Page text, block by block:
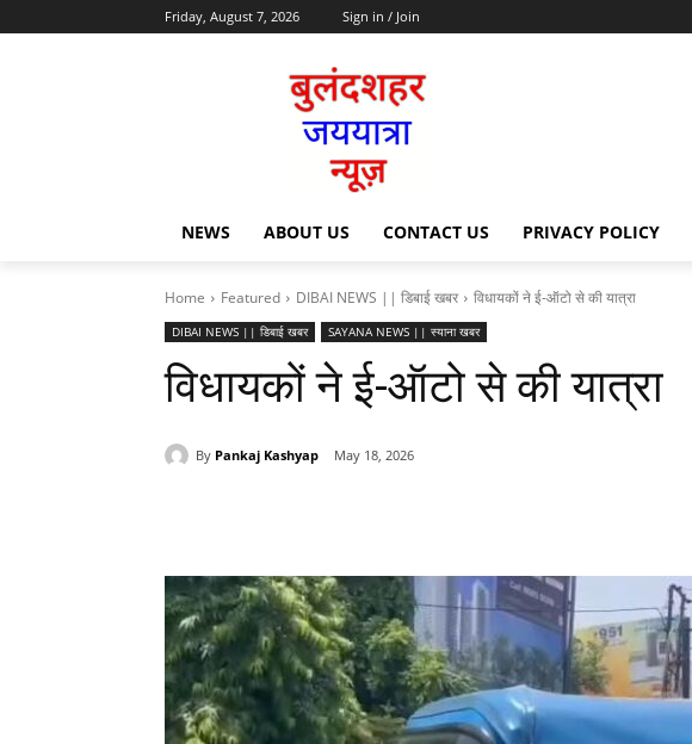
Friday, August 7, 2026 Sign in / Join
NEWS ABOUT US CONTACT US PRIVACY POLICY
Home Featured DIBAI NEWS || डिबाई खबर विधायकों ने ई-ऑटो से की यात्रा
DIBAI NEWS || डिबाई खबर SAYANA NEWS || स्याना खबर
विधायकों ने ई-ऑटो से की यात्रा
By Pankaj Kashyap May 18, 2026